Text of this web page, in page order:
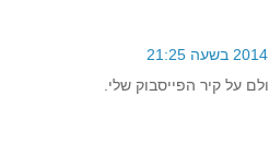
על קיר הפייסבוק שלי.